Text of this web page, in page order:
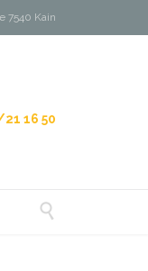
7540 Kain
16 50
